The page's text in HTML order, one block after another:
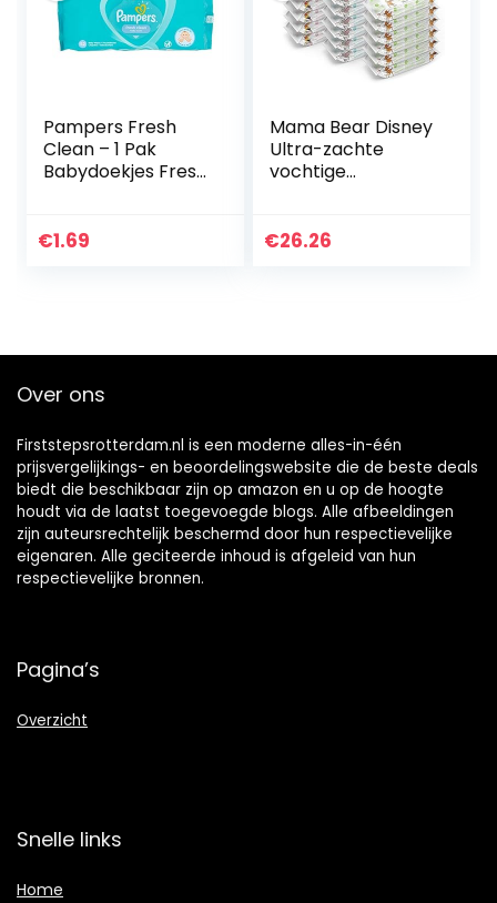
Pampers Fresh
Clean – 1 Pak
Babydoekjes Fresh
€1.69
Mama Bear Disney
Ultra-zachte
vochtige
stuks)
€26.26
Over ons
Firststepsrotterdam.nl is een moderne alles-in-één
prijsvergelijkings- en beoordelingswebsite die de beste deals
biedt die beschikbaar zijn op amazon en u op de hoogte
houdt via de laatst toegevoegde blogs. Alle afbeeldingen
zijn auteursrechtelijk beschermd door hun respectievelijke
eigenaren. Alle geciteerde inhoud is afgeleid van hun
respectievelijke bronnen.
Pagina’s
Overzicht
Snelle links
Home